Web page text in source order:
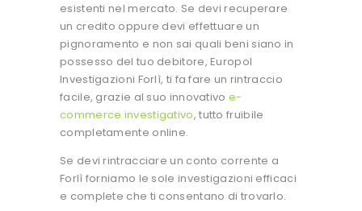
esistenti nel mercato. Se devi recuperare
un credito oppure devi effettuare un
pignoramento e non sai quali beni siano in
possesso del tuo debitore, Europol
Investigazioni Forlì, ti fa fare un rintraccio
facile, grazie al suo innovativo e-
commerce investigativo, tutto fruibile
completamente online.
Se devi rintracciare un conto corrente a
Forlì forniamo le sole investigazioni efficaci
e complete che ti consentano di trovarlo.